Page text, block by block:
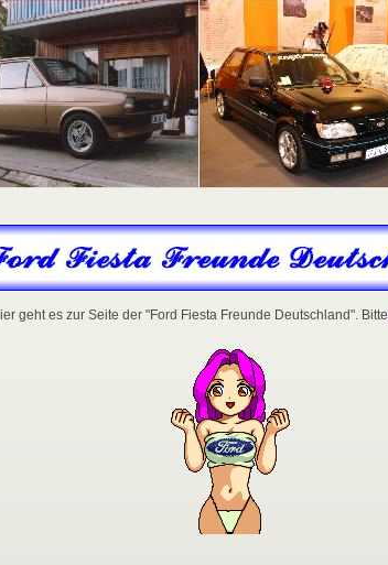
geht es zur Seite der "Ford Fiesta Freunde Deutschland". Bitte